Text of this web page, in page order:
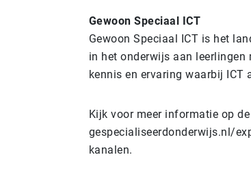
Gewoon Speciaal ICT
Gewoon Speciaal ICT is het
in het onderwijs aan leerlingen
kennis en ervaring waarbij ICT
Kijk voor meer informatie op
gespecialiseerdonderwijs.nl/
kanalen.